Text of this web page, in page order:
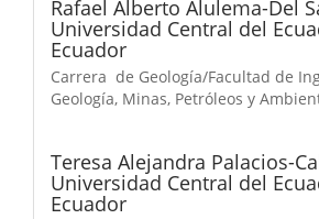
Rafael Alberto Alulema-Del
Universidad Central del
Ecuador
Carrera de Geología/Facultad de
Geología, Minas, Petróleos y
Teresa Alejandra Palacios-
Universidad Central del
Ecuador